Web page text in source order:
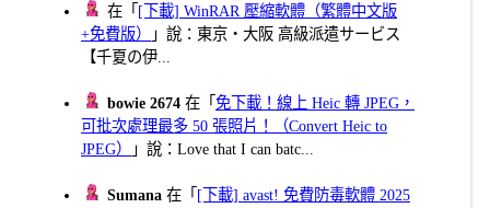
在「 [下載] WinRAR 壓縮軟體（繁體中文版
+免費版）
」說：東京・大阪 高級派遣サービス
【千夏の伊...
bowie 2674 在「免下載！線上 Heic 轉 JPEG，
可批次處理最多 50 張照片！（Convert Heic to
JPEG）
」說：Love that I can batc...
Sumana 在「 [下載] avast! 免費防毒軟體 2025